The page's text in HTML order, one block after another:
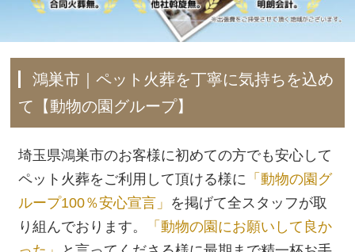
鴻巣市｜ペット火葬を丁寧に気持ちを込め
て【動物の園グループ】
埼玉県鴻巣市のお客様に初めての方でも安心して
ペット火葬をご利用して頂ける様に 「動物の園グ
ループ100％安心宣言」 を掲げて全スタッフが取
り組んでおります。
「動物の園にお願いして良か